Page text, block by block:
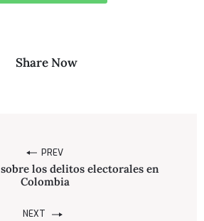
Share Now
PREV
los delitos electorales en
Colombia
NEXT